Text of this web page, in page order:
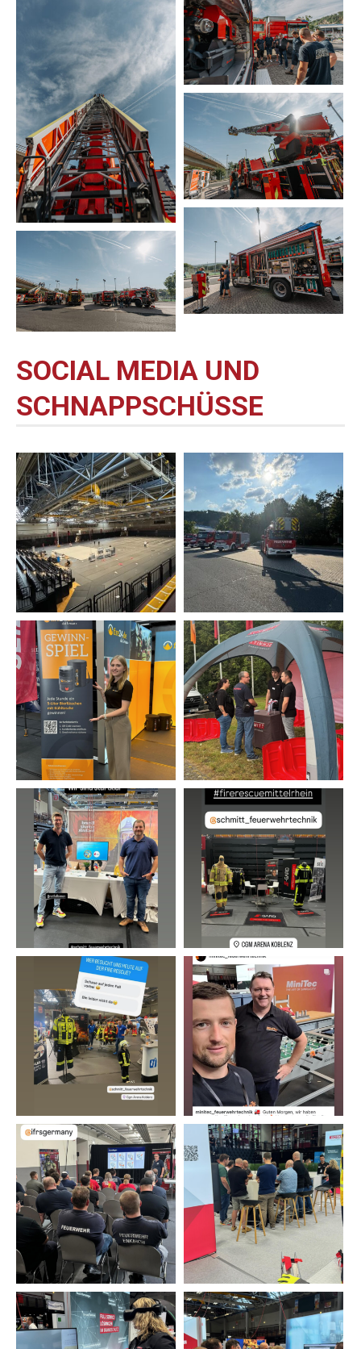
SOCIAL MEDIA UND
SCHNAPPSCHÜSSE